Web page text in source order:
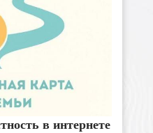
в интернете